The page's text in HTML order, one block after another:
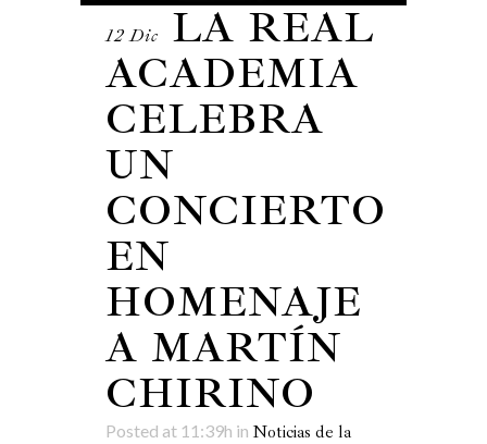
12 Dic
LA REAL
ACADEMIA
CELEBRA
UN
CONCIERTO
EN
HOMENAJE
A MARTÍN
CHIRINO
Posted at 11:39h in Noticias de la